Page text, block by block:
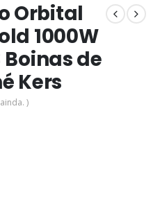
Orbital
1000W
Boinas de
Kers
)